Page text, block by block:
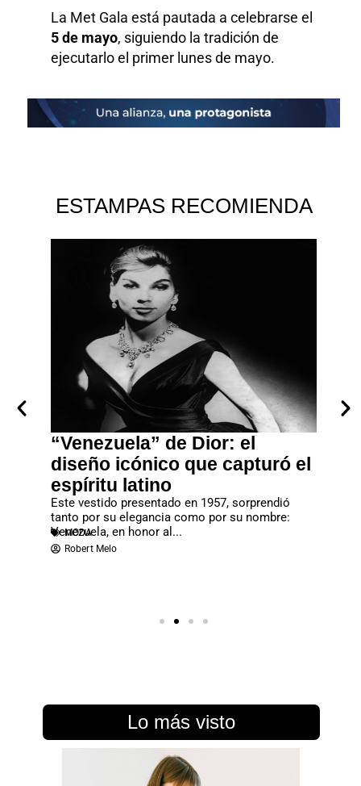
La Met Gala está pautada a celebrarse el
5 de mayo, siguiendo la tradición de
ejecutarlo el primer lunes de mayo.
ESTAMPAS RECOMIENDA
“Venezuela” de Dior: el
diseño icónico que capturó el
espíritu latino
Este vestido presentado en 1957, sorprendió
tanto por su elegancia como por su nombre:
Venezuela, en honor al...
MODA
Robert Melo
Lo más visto